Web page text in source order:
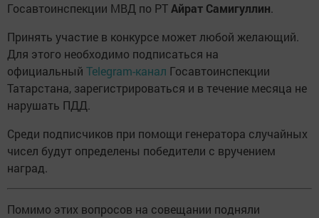
Госавтоинспекции МВД по РТАйрат Самигуллин.
Принять участие в конкурсе может любой желающий.
Для этого необходимо подписаться на
официальный Telegram-канал Госавтоинспекции
Татарстана, зарегистрироваться и в течение месяца не
нарушать ПДД.
Среди подписчиков при помощи генератора случайных
чисел будут определены победители с вручением
наград.
Помимо этих вопросов на совещании подняли